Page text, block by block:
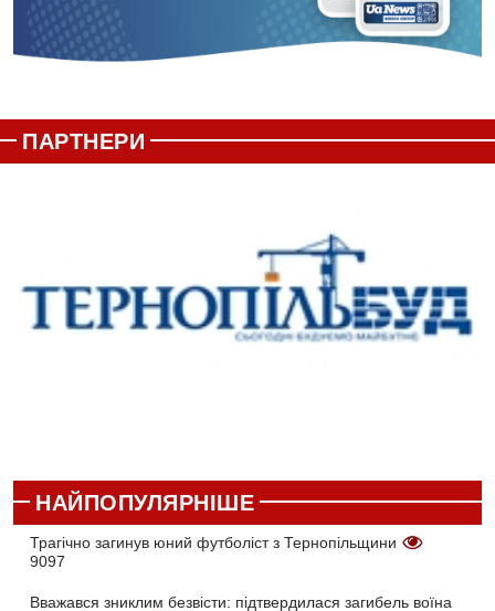
ПАРТНЕРИ
НАЙПОПУЛЯРНІШЕ
Трагічно загинув юний футболіст з Тернопільщини
9097
Вважався зниклим безвісти: підтвердилася загибель воїна